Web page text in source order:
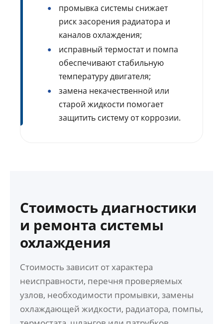
промывка системы снижает
риск засорения радиатора и
каналов охлаждения;
исправный термостат и помпа
обеспечивают стабильную
температуру двигателя;
замена некачественной или
старой жидкости помогает
защитить систему от коррозии.
Стоимость диагностики
и ремонта системы
охлаждения
Стоимость зависит от характера
неисправности, перечня проверяемых
узлов, необходимости промывки, замены
охлаждающей жидкости, радиатора, помпы,